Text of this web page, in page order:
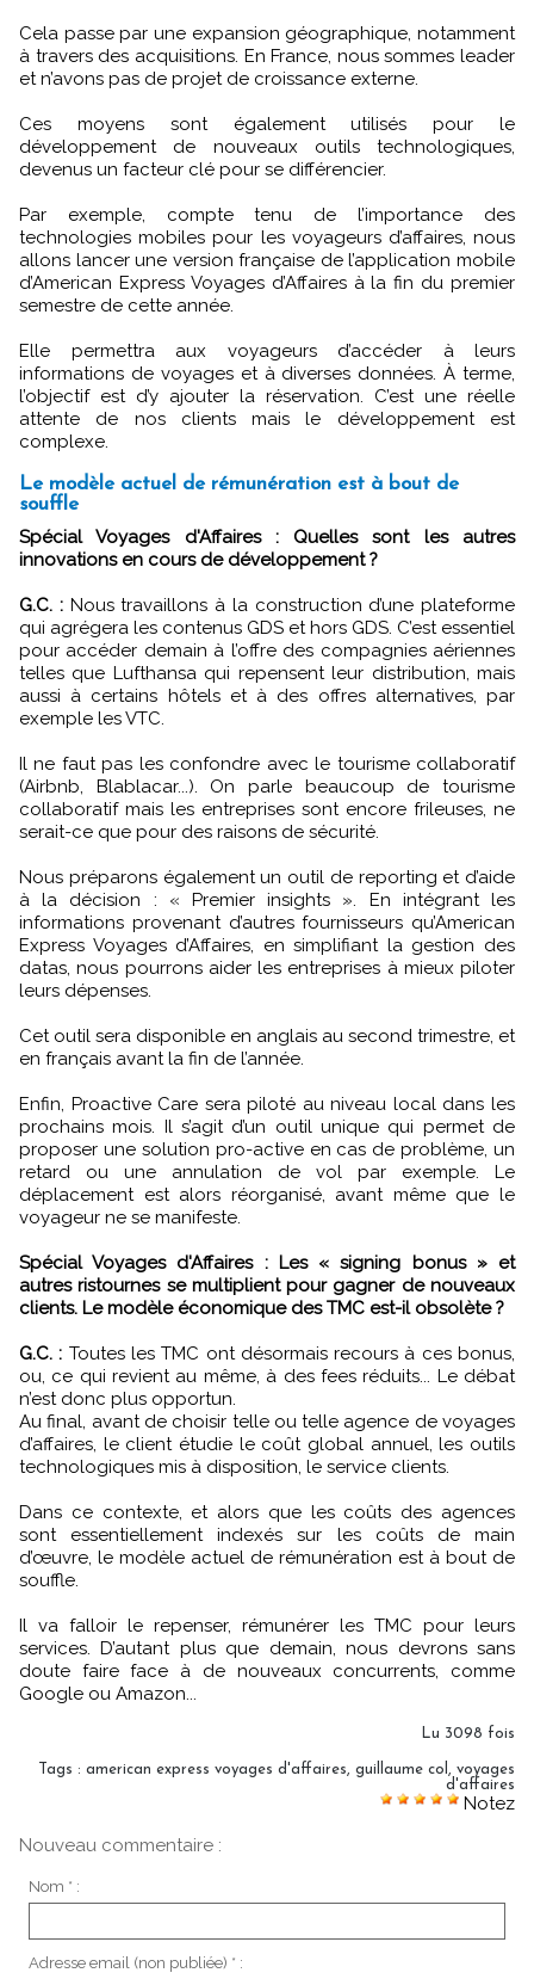
Cela passe par une expansion géographique, notamment
à travers des acquisitions. En France, nous sommes leader
et n’avons pas de projet de croissance externe.
Ces moyens sont également utilisés pour le
développement de nouveaux outils technologiques,
devenus un facteur clé pour se différencier.
Par exemple, compte tenu de l’importance des
technologies mobiles pour les voyageurs d’affaires, nous
allons lancer une version française de l’application mobile
d’American Express Voyages d’Affaires à la fin du premier
semestre de cette année.
Elle permettra aux voyageurs d’accéder à leurs
informations de voyages et à diverses données. À terme,
l’objectif est d’y ajouter la réservation. C’est une réelle
attente de nos clients mais le développement est
complexe.
Le modèle actuel de rémunération est à bout de
souffle
Spécial Voyages d'Affaires : Quelles sont les autres
innovations en cours de développement ?
G.C. :Nous travaillons à la construction d’une plateforme
qui agrégera les contenus GDS et hors GDS. C’est essentiel
pour accéder demain à l’offre des compagnies aériennes
telles que Lufthansa qui repensent leur distribution, mais
aussi à certains hôtels et à des offres alternatives, par
exemple les VTC.
Il ne faut pas les confondre avec le tourisme collaboratif
(Airbnb, Blablacar...). On parle beaucoup de tourisme
collaboratif mais les entreprises sont encore frileuses, ne
serait-ce que pour des raisons de sécurité.
Nous préparons également un outil de reporting et d’aide
à la décision : « Premier insights ». En intégrant les
informations provenant d’autres fournisseurs qu’American
Express Voyages d’Affaires, en simplifiant la gestion des
datas, nous pourrons aider les entreprises à mieux piloter
leurs dépenses.
Cet outil sera disponible en anglais au second trimestre, et
en français avant la fin de l’année.
Enfin, Proactive Care sera piloté au niveau local dans les
prochains mois. Il s’agit d’un outil unique qui permet de
proposer une solution pro-active en cas de problème, un
retard ou une annulation de vol par exemple. Le
déplacement est alors réorganisé, avant même que le
voyageur ne se manifeste.
Spécial Voyages d'Affaires : Les « signing bonus » et
autres ristournes se multiplient pour gagner de nouveaux
clients. Le modèle économique des TMC est-il obsolète ?
G.C. : Toutes les TMC ont désormais recours à ces bonus,
ou, ce qui revient au même, à des fees réduits... Le débat
n’est donc plus opportun.
Au final, avant de choisir telle ou telle agence de voyages
d’affaires, le client étudie le coût global annuel, les outils
technologiques mis à disposition, le service clients.
Dans ce contexte, et alors que les coûts des agences
sont essentiellement indexés sur les coûts de main
d’œuvre, le modèle actuel de rémunération est à bout de
souffle.
Il va falloir le repenser, rémunérer les TMC pour leurs
services. D’autant plus que demain, nous devrons sans
doute faire face à de nouveaux concurrents, comme
Google ou Amazon...
Lu 3098 fois
Tags : american express voyages d'affaires guillaume col
voyages
d'affaires
Notez
Nouveau commentaire :
Nom * :
Adresse email (non publiée) * :